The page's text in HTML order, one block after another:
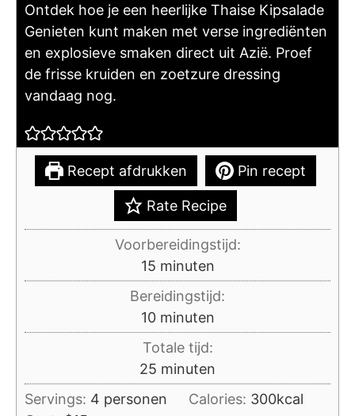
Ontdek hoe je een heerlijke Thaise Kipsalade
Genieten kunt maken met verse ingrediënten
en explosieve smaken direct uit Azië. Proef
de frisse kruiden en zoetzure dressing
vandaag nog.
Recept afdrukken Pin recept
Rate Recipe
Voorbereidingstijd:
15minuten
minuten
Bereidingstijd:
10minuten
minuten
Totale tijd:
25 minuten
minuten
Servings: 4 personen Calories: 300kcal